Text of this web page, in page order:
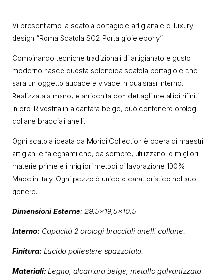
Vi presentiamo la scatola portagioie artigianale di luxury
design “Roma Scatola SC2 Porta gioie ebony”.
Combinando tecniche tradizionali di artigianato e gusto
moderno nasce questa splendida scatola portagioie che
sarà un oggetto audace e vivace in qualsiasi interno.
Realizzata a mano, è arricchita con dettagli metallici rifiniti
in oro. Rivestita in alcantara beige, può contenere orologi
collane bracciali anelli.
Ogni scatola ideata da Morici Collection è opera di maestri
artigiani e falegnami che, da sempre, utilizzano le migliori
materie prime e i migliori metodi di lavorazione 100%
Made in Italy. Ogni pezzo è unico e caratteristico nel suo
genere.
Dimensioni Esterne: 29,5×19,5×10,5
Interno: Capacità 2 orologi bracciali anelli collane.
Finitura: Lucido poliestere spazzolato.
Materiali: Legno, alcantara beige, metallo galvanizzato